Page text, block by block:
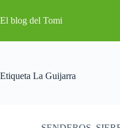
al
contenido
El blog del Tomi
Etiqueta La Guijarra